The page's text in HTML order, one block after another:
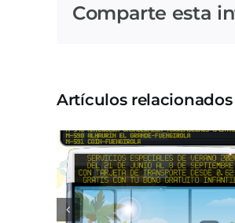
Comparte esta
Artículos relacionados